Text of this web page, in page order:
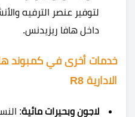
لتوفير عنصر الترفيه
داخل هافا ريزيدنس.
خدمات أخرى في كمبوند
الادارية R8
لاجون وبحيرات مائية